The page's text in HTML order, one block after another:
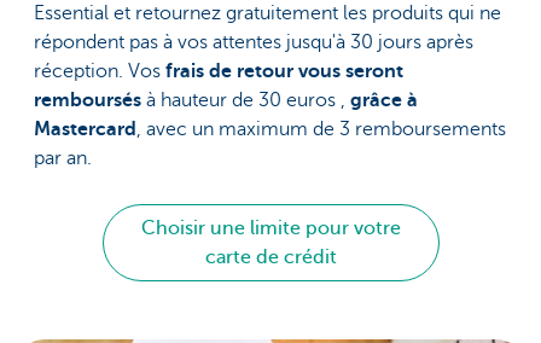
Essential et retournez gratuitement les produits qui ne
répondent pas à vos attentes jusqu'à 30 jours après
réception. Vos frais de retour vous seront
remboursés à hauteur de 30 euros , grâce à
Mastercard , avec un maximum de 3 remboursements
par an.
Choisir une limite pour votre
carte de crédit